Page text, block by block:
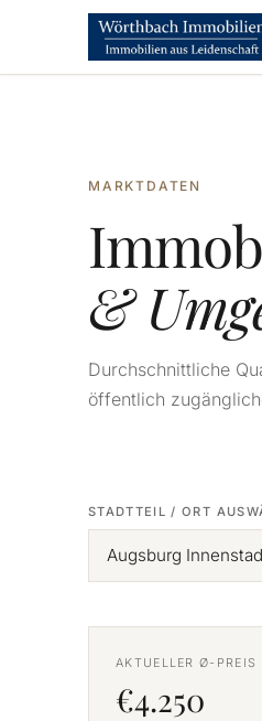
MARKTDATEN
&
Durchschnittliche
öffentlich
STADTTEIL / ORT
AKTUELLER Ø-PREIS
€4.250